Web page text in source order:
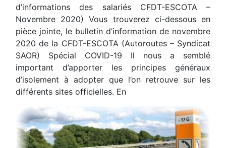
d’informations des salariés CFDT-ESCOTA –
Novembre 2020) Vous trouverez ci-dessous en
pièce jointe, le bulletin d’information de novembre
2020 de la CFDT-ESCOTA (Autoroutes – Syndicat
SAOR) Spécial COVID-19 Il nous a semblé
important d’apporter les principes généraux
d’isolement à adopter que l’on retrouve sur les
différents sites officielles. En